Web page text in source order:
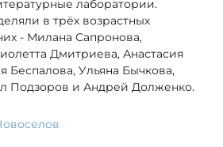
лаборатории.
в трёх возрастных
- Милана Сапронова,
Дмитриева, Анастасия
Беспалова, Ульяна Бычкова,
Подзоров и Андрей Долженко.